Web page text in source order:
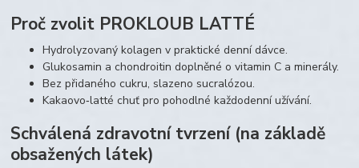
Proč zvolit PROKLOUB LATTÉ
Hydrolyzovaný kolagen v praktické denní dávce.
Glukosamin a chondroitin doplněné o vitamin C a minerály.
Bez přidaného cukru, slazeno sucralózou.
Kakaovo‑latté chuť pro pohodlné každodenní užívání.
Schválená zdravotní tvrzení (na základě
obsažených látek)